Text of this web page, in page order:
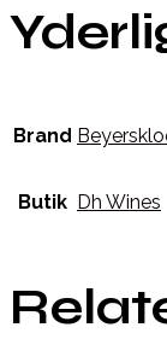
Brand
Butik Dh Wines